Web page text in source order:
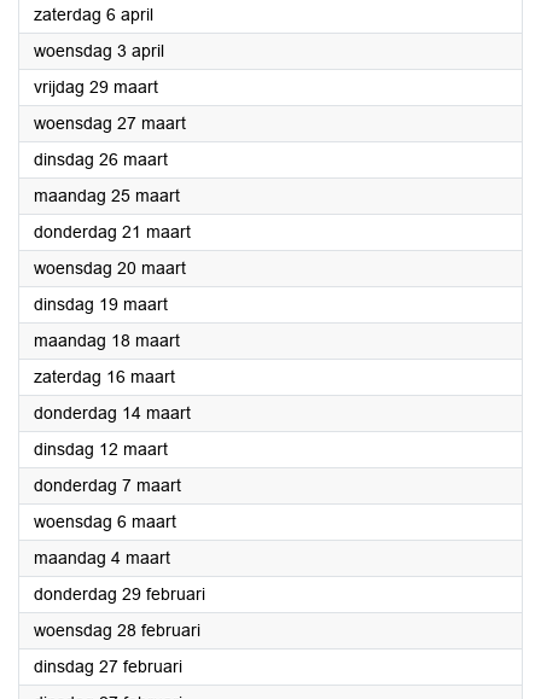
zaterdag 6 april2024
woensdag 3 april2024
vrijdag 29 maart2024
woensdag 27 maart2024
dinsdag 26 maart2024
maandag 25 maart2024
donderdag 21 maart2024
woensdag 20 maart2024
dinsdag 19 maart2024
maandag 18 maart2024
zaterdag 16 maart2024
donderdag 14 maart2024
dinsdag 12 maart2024
donderdag 7 maart2024
woensdag 6 maart2024
maandag 4 maart2024
donderdag 29 februari2024
woensdag 28 februari2024
dinsdag 27 februari2024